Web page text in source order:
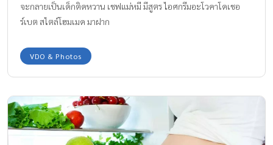
จะกลายเป็นเด็กติดหวาน เชฟแม่หมี มีสูตร ไอศกรีมอะโวคาโดเชอ
ร์เบต สไตล์โฮมเมด มาฝาก
VDO & Photos